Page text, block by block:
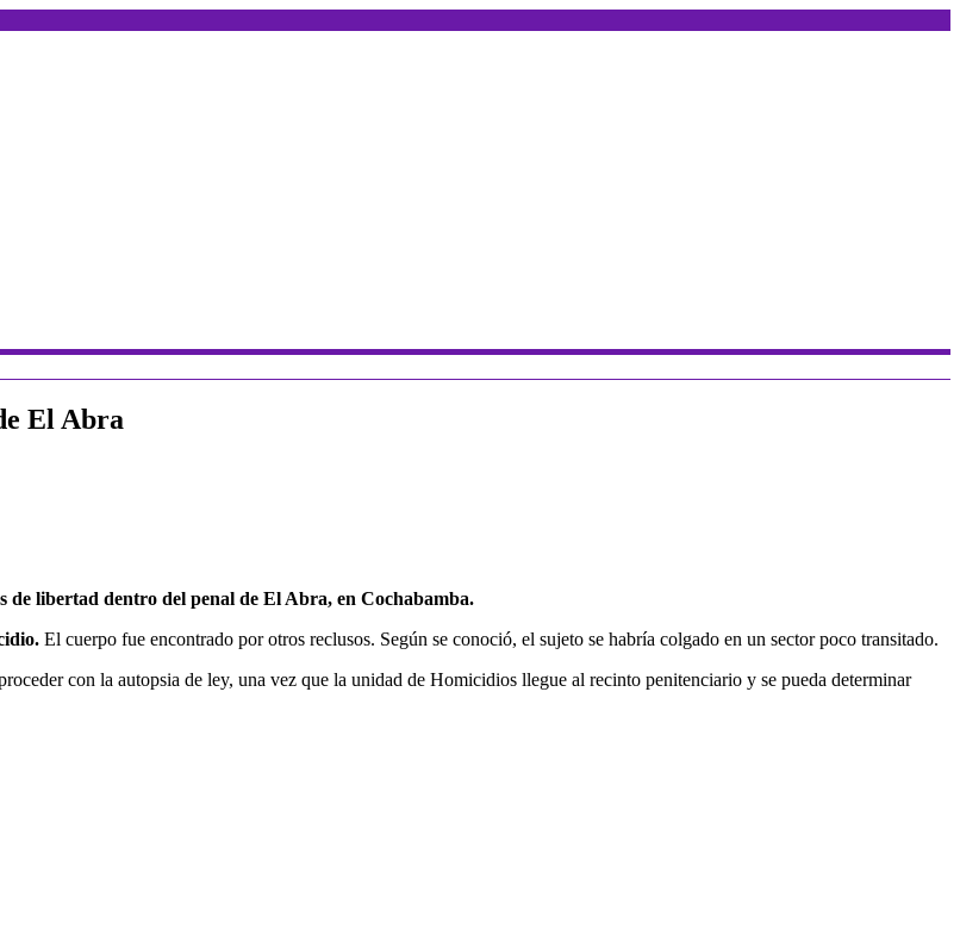
El Abra
de libertad dentro del penal de El Abra, en Cochabamba.
El cuerpo fue encontrado por otros reclusos. Según se conoció, el sujeto se habría colgado en un sector poco transitado.
con la autopsia de ley, una vez que la unidad de Homicidios llegue al recinto penitenciario y se pueda determinar